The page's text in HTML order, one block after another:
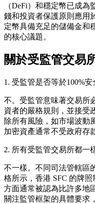
（DeFi）和穩定幣已成
錢和投資者保護原則應用
定幣具備充足的儲備金和
的核心議題。
關於受監管交易
1. 受監管是否等於100%
不。受監管意味著交易所
資者的嚴格規則，並接受
除所有風險，如市場波動
加密資產通常不受政府存
2. 所有受監管交易所都一
不一樣。不同司法管轄區
格所示，香港 SFC 的牌
方面通常被認為比許多地
關注監管框架的具體要求